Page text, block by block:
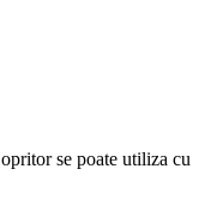
se poate utiliza cu